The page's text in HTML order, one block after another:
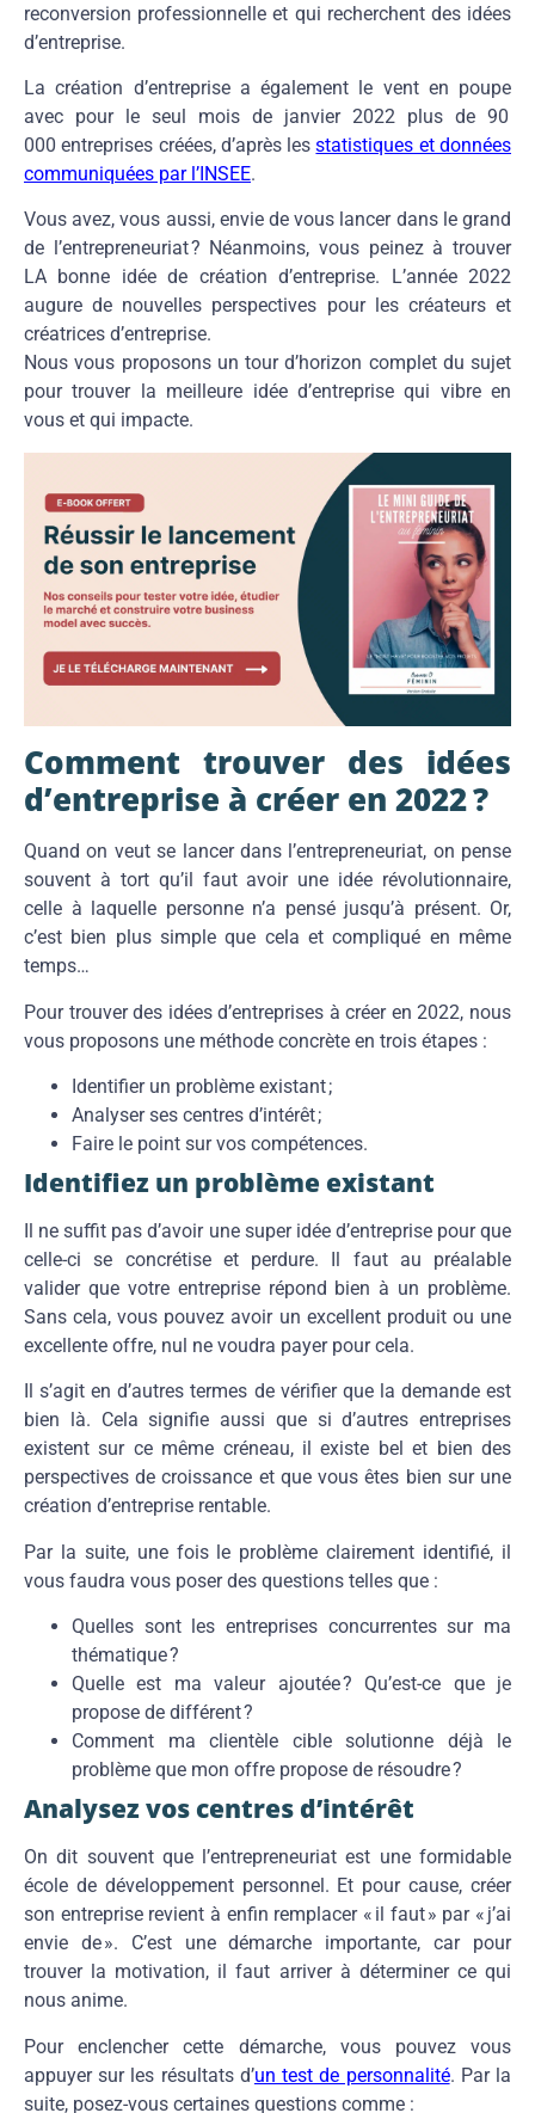
reconversion professionnelle et qui recherchent des idées
d’entreprise.
La création d’entreprise a également le vent en poupe
avec pour le seul mois de janvier 2022 plus de 90
000 entreprises créées, d’après lesstatistiques et données
communiquées par l’INSEE.
Vous avez, vous aussi, envie de vous lancer dans le grand
de l’entrepreneuriat ? Néanmoins, vous peinez à trouver
LA bonne idée de création d’entreprise. L’année 2022
augure de nouvelles perspectives pour les créateurs et
créatrices d’entreprise.
Nous vous proposons un tour d’horizon complet du sujet
pour trouver la meilleure idée d’entreprise qui vibre en
vous et qui impacte.
Comment trouver des idées
d’entreprise à créer en 2022 ?
Quand on veut se lancer dans l’entrepreneuriat, on pense
souvent à tort qu’il faut avoir une idée révolutionnaire,
celle à laquelle personne n’a pensé jusqu’à présent. Or,
c’est bien plus simple que cela et compliqué en même
temps…
Pour trouver des idées d’entreprises à créer en 2022, nous
vous proposons une méthode concrète en trois étapes :
Identifier un problème existant ;
Analyser ses centres d’intérêt ;
Faire le point sur vos compétences.
Identifiez un problème existant
Il ne suffit pas d’avoir une super idée d’entreprise pour que
celle-ci se concrétise et perdure. Il faut au préalable
valider que votre entreprise répond bien à un problème.
Sans cela, vous pouvez avoir un excellent produit ou une
excellente offre, nul ne voudra payer pour cela.
Il s’agit en d’autres termes de vérifier que la demande est
bien là. Cela signifie aussi que si d’autres entreprises
existent sur ce même créneau, il existe bel et bien des
perspectives de croissance et que vous êtes bien sur une
création d’entreprise rentable.
Par la suite, une fois le problème clairement identifié, il
vous faudra vous poser des questions telles que :
Quelles sont les entreprises concurrentes sur ma
thématique ?
Quelle est ma valeur ajoutée ? Qu’est-ce que je
propose de différent ?
Comment ma clientèle cible solutionne déjà le
problème que mon offre propose de résoudre ?
Analysez vos centres d’intérêt
On dit souvent que l’entrepreneuriat est une formidable
école de développement personnel. Et pour cause, créer
son entreprise revient à enfin remplacer « il faut » par « j’ai
envie de ». C’est une démarche importante, car pour
trouver la motivation, il faut arriver à déterminer ce qui
nous anime.
Pour enclencher cette démarche, vous pouvez vous
appuyer sur les résultats d’un test de personnalité. Par la
suite, posez-vous certaines questions comme :